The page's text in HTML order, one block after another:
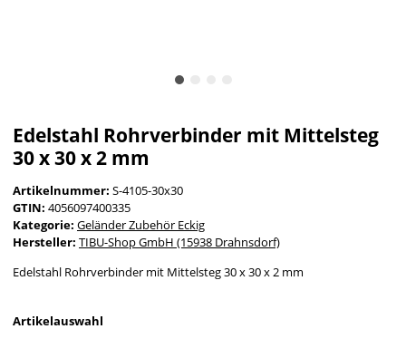
Edelstahl Rohrverbinder mit Mittelsteg
30 x 30 x 2 mm
Artikelnummer: S-4105-30x30
GTIN: 4056097400335
Kategorie: Geländer Zubehör Eckig
Hersteller: TIBU-Shop GmbH (15938 Drahnsdorf)
Edelstahl Rohrverbinder mit Mittelsteg 30 x 30 x 2 mm
Artikelauswahl